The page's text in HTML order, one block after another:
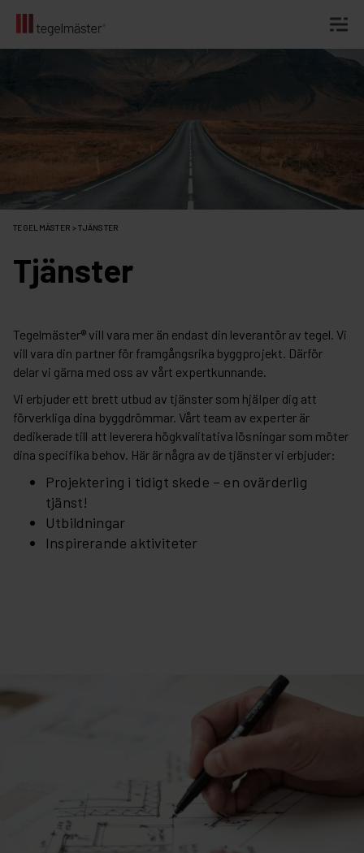
TEGELMÄSTER >TJÄNSTER
Tjänster
Tegelmäster® vill vara mer än endast din leverantör av tegel. Vi
vill vara din partner för framgångsrika byggprojekt. Därför
delar vi gärna med oss av vårt expertkunnande.
Vi erbjuder ett brett utbud av tjänster som hjälper dig att
förverkliga dina byggdrömmar. Vårt team av experter är
dedikerade till att leverera högkvalitativa lösningar som möter
dina specifika behov. Här är några av de tjänster vi erbjuder:
Projektering i tidigt skede – en ovärderlig
tjänst!
Utbildningar
Inspirerande aktiviteter